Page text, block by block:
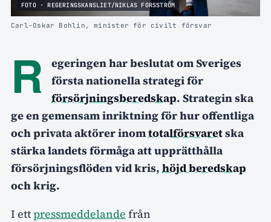
FOTO · REGERINGSKANSLIET/NIKLAS FORSSTRÖM
Carl-Oskar Bohlin, minister för civilt försvar
R
egeringen har beslutat om Sveriges
första nationella strategi för
försörjningsberedskap. Strategin ska
ge en gemensam inriktning för hur offentliga
och privata aktörer inomtotalförsvaretska
stärka landets förmåga att upprätthålla
försörjningsflöden vid kris, höjd beredskap
och krig.
I ettpressmeddelande från